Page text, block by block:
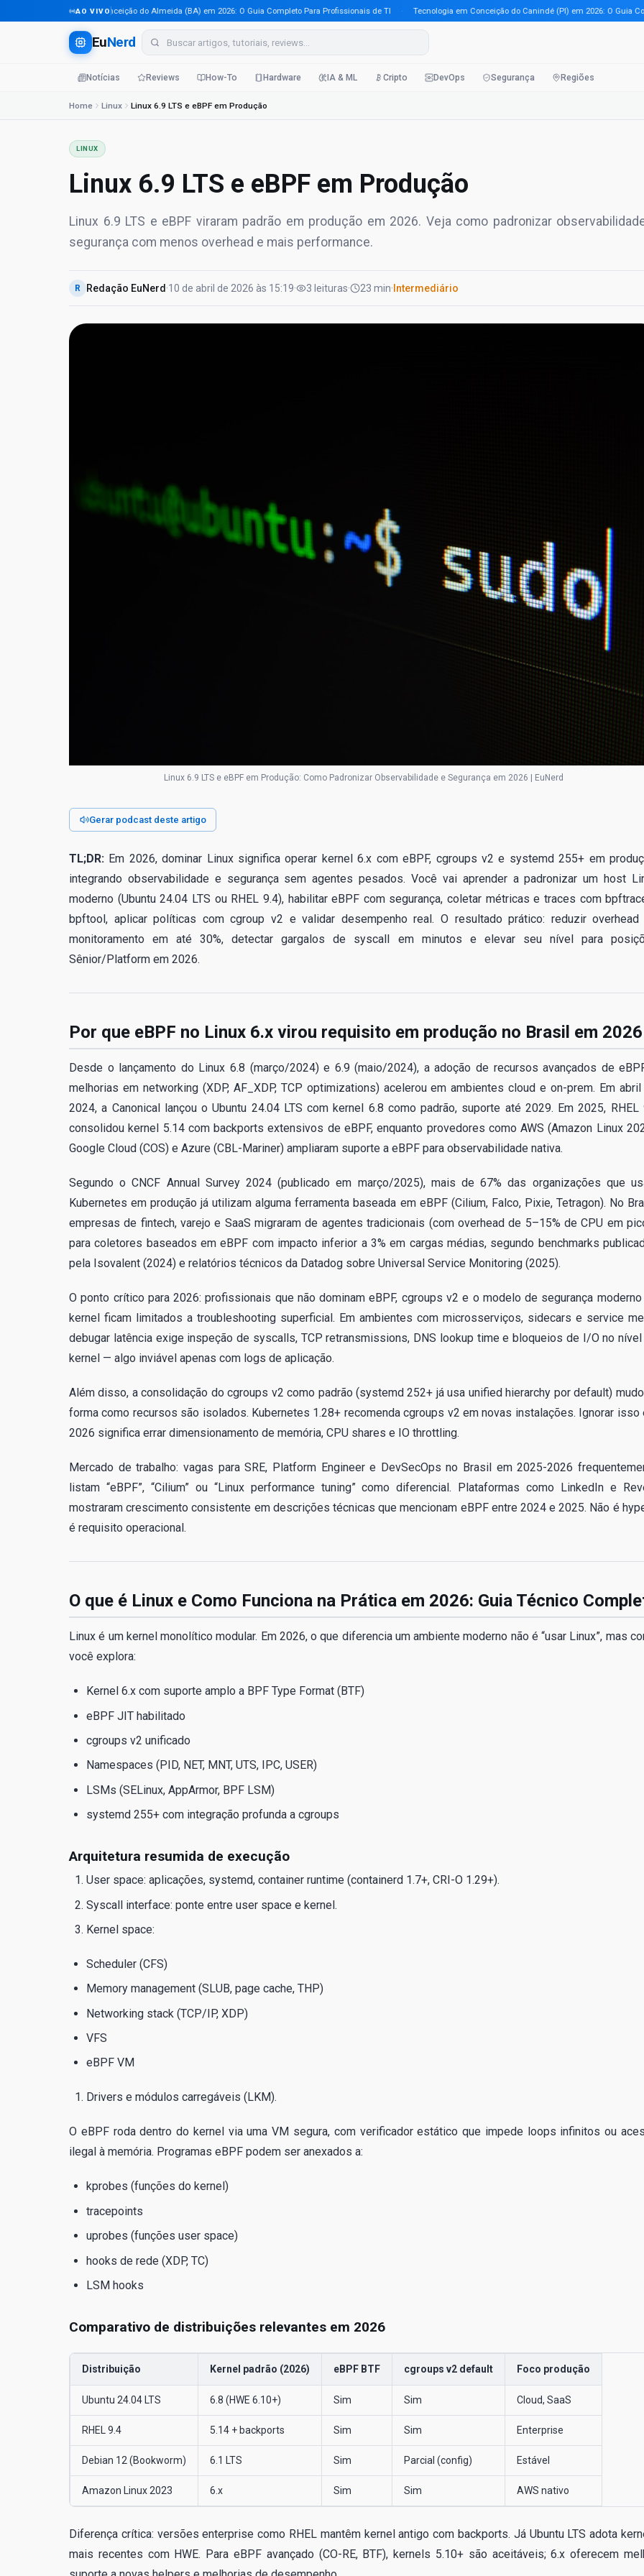
AO VIVO
Tecnologia em Conceição do Almeida (BA) em 2026: O Guia Completo Para Profissionais de TI · Tecnologia em Conceição do Canindé (PI) em 2026: O Guia
EuNerd
Notícias Reviews How-To Hardware IA & ML Cripto DevOps Segurança Regiões
Home Linux Linux 6.9 LTS e eBPF em Produção
LINUX
Linux 6.9 LTS e eBPF em Produção
Linux 6.9 LTS e eBPF viraram padrão em produção em 2026. Veja como padronizar
segurança com menos overhead e mais performance.
R Redação EuNerd ·10 de abril de 2026 às 15:19· 3 leituras· 23 min· Intermediário
Linux 6.9 LTS e eBPF em Produção: Como Padronizar Observabilidade e Segurança em 2026 | EuNerd
Gerar podcast deste artigo
TL;DR: Em 2026, dominar Linux significa operar kernel 6.x com eBPF, cgroups v2 e systemd 255+ em
integrando observabilidade e segurança sem agentes pesados. Você vai aprender a padronizar um host
moderno (Ubuntu 24.04 LTS ou RHEL 9.4), habilitar eBPF com segurança, coletar métricas e traces com
bpftool, aplicar políticas com cgroup v2 e validar desempenho real. O resultado prático: reduzir overhead
monitoramento em até 30%, detectar gargalos de syscall em minutos e elevar seu nível para
Sênior/Platform em 2026.
Por que eBPF no Linux 6.x virou requisito em produção no Brasil em 2026
Desde o lançamento do Linux 6.8 (março/2024) e 6.9 (maio/2024), a adoção de recursos avançados de
melhorias em networking (XDP, AF_XDP, TCP optimizations) acelerou em ambientes cloud e on-prem. Em
2024, a Canonical lançou o Ubuntu 24.04 LTS com kernel 6.8 como padrão, suporte até 2029. Em 2025, RHEL
consolidou kernel 5.14 com backports extensivos de eBPF, enquanto provedores como AWS (Amazon Linux
Google Cloud (COS) e Azure (CBL-Mariner) ampliaram suporte a eBPF para observabilidade nativa.
Segundo o CNCF Annual Survey 2024 (publicado em março/2025), mais de 67% das organizações que
Kubernetes em produção já utilizam alguma ferramenta baseada em eBPF (Cilium, Falco, Pixie, Tetragon). No
empresas de fintech, varejo e SaaS migraram de agentes tradicionais (com overhead de 5–15% de CPU em
para coletores baseados em eBPF com impacto inferior a 3% em cargas médias, segundo benchmarks
pela Isovalent (2024) e relatórios técnicos da Datadog sobre Universal Service Monitoring (2025).
O ponto crítico para 2026: profissionais que não dominam eBPF, cgroups v2 e o modelo de segurança
kernel ficam limitados a troubleshooting superficial. Em ambientes com microsserviços, sidecars e service
debugar latência exige inspeção de syscalls, TCP retransmissions, DNS lookup time e bloqueios de I/O no
kernel — algo inviável apenas com logs de aplicação.
Além disso, a consolidação do cgroups v2 como padrão (systemd 252+ já usa unified hierarchy por default)
forma como recursos são isolados. Kubernetes 1.28+ recomenda cgroups v2 em novas instalações. Ignorar isso
2026 significa errar dimensionamento de memória, CPU shares e IO throttling.
Mercado de trabalho: vagas para SRE, Platform Engineer e DevSecOps no Brasil em 2025-2026
listam “eBPF”, “Cilium” ou “Linux performance tuning” como diferencial. Plataformas como LinkedIn e
mostraram crescimento consistente em descrições técnicas que mencionam eBPF entre 2024 e 2025. Não é
é requisito operacional.
O que é Linux e Como Funciona na Prática em 2026: Guia Técnico
Linux é um kernel monolítico modular. Em 2026, o que diferencia um ambiente moderno não é “usar Linux”, mas
você explora:
Kernel 6.x com suporte amplo a BPF Type Format (BTF)
eBPF JIT habilitado
cgroups v2 unificado
Namespaces (PID, NET, MNT, UTS, IPC, USER)
LSMs (SELinux, AppArmor, BPF LSM)
systemd 255+ com integração profunda a cgroups
Arquitetura resumida de execução
User space: aplicações, systemd, container runtime (containerd 1.7+, CRI-O 1.29+).
Syscall interface: ponte entre user space e kernel.
Kernel space:
Scheduler (CFS)
Memory management (SLUB, page cache, THP)
Networking stack (TCP/IP, XDP)
VFS
eBPF VM
Drivers e módulos carregáveis (LKM).
O eBPF roda dentro do kernel via uma VM segura, com verificador estático que impede loops infinitos ou
ilegal à memória. Programas eBPF podem ser anexados a:
kprobes (funções do kernel)
tracepoints
uprobes (funções user space)
hooks de rede (XDP, TC)
LSM hooks
Comparativo de distribuições relevantes em 2026
Distribuição Kernel padrão (2026) eBPF BTF cgroups v2 default Foco produção
Ubuntu 24.04 LTS 6.8 (HWE 6.10+) Sim Sim Cloud, SaaS
RHEL 9.4 5.14 + backports Sim Sim Enterprise
Debian 12 (Bookworm) 6.1 LTS Sim Parcial (config) Estável
Amazon Linux 2023 6.x Sim Sim AWS nativo
Diferença crítica: versões enterprise como RHEL mantêm kernel antigo com backports. Já Ubuntu LTS adota
mais recentes com HWE. Para eBPF avançado (CO-RE, BTF), kernels 5.10+ são aceitáveis; 6.x oferecem